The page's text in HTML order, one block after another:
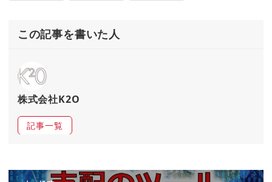
この記事を書いた人
株式会社K2O
記事一覧